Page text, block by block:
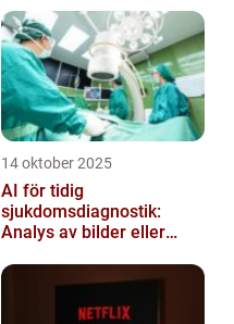
14 oktober 2025
AI för tidig
sjukdomsdiagnostik:
Analys av bilder eller